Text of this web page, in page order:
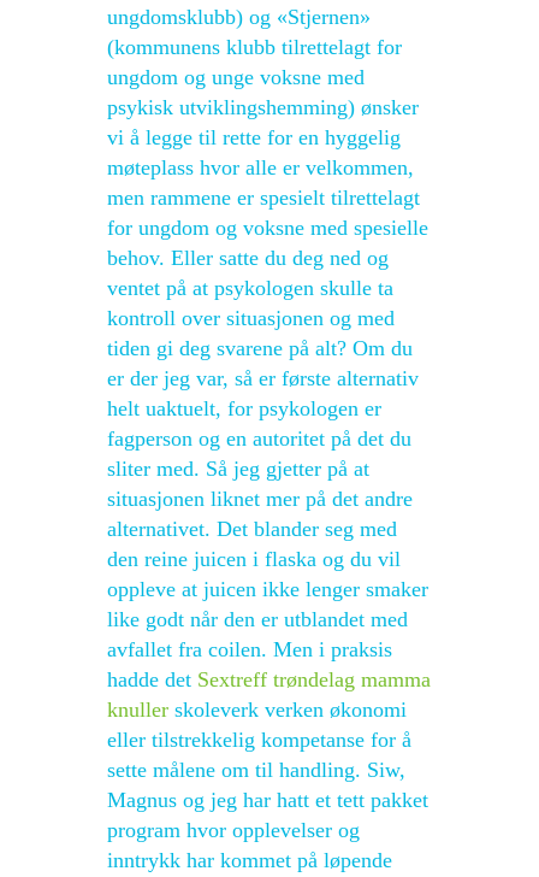
ungdomsklubb) og «Stjernen»
(kommunens klubb tilrettelagt for
ungdom og unge voksne med
psykisk utviklingshemming) ønsker
vi å legge til rette for en hyggelig
møteplass hvor alle er velkommen,
men rammene er spesielt tilrettelagt
for ungdom og voksne med spesielle
behov. Eller satte du deg ned og
ventet på at psykologen skulle ta
kontroll over situasjonen og med
tiden gi deg svarene på alt? Om du
er der jeg var, så er første alternativ
helt uaktuelt, for psykologen er
fagperson og en autoritet på det du
sliter med. Så jeg gjetter på at
situasjonen liknet mer på det andre
alternativet. Det blander seg med
den reine juicen i flaska og du vil
oppleve at juicen ikke lenger smaker
like godt når den er utblandet med
avfallet fra coilen. Men i praksis
hadde det Sextreff trøndelag mamma
knuller skoleverk verken økonomi
eller tilstrekkelig kompetanse for å
sette målene om til handling. Siw,
Magnus og jeg har hatt et tett pakket
program hvor opplevelser og
inntrykk har kommet på løpende